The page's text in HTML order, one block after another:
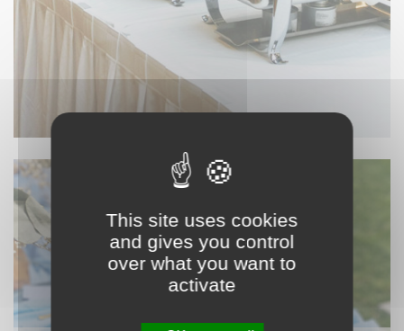
This site uses cookies
and gives you control
over what you want to
activate